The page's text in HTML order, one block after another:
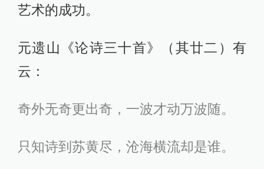
艺术的成功。
元遗山《论诗三十首》（其廿二）有
云：
奇外无奇更出奇，一波才动万波随。
只知诗到苏黄尽，沧海横流却是谁。